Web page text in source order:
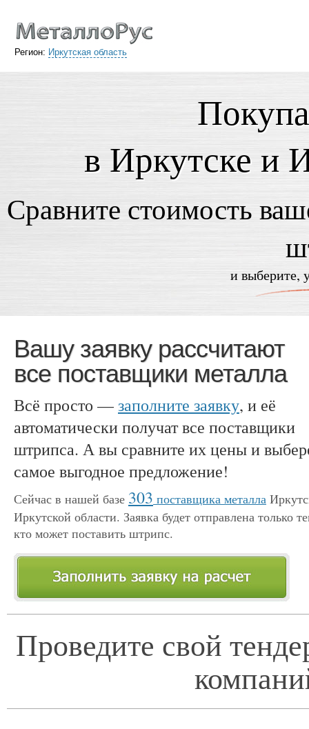
Регион: Иркутская область
в Иркутске и
Сравните стоимость
и выберите,
Вашу заявку рассчитают
все поставщики металла
Всё просто —заполните заявку, и её
автоматически получат все поставщики
штрипса. А вы сравните их цены и
самое выгодное предложение!
Сейчас в нашей базе 303 поставщика металла
Иркутской области. Заявка будет отправлена только
кто может поставить штрипс.
Проведите свой